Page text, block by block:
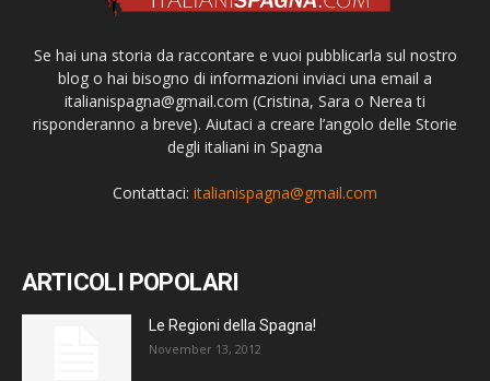
Se hai una storia da raccontare e vuoi pubblicarla sul nostro
blog o hai bisogno di informazioni inviaci una email a
italianispagna@gmail.com (Cristina, Sara o Nerea ti
risponderanno a breve). Aiutaci a creare l’angolo delle Storie
degli italiani in Spagna
Contattaci: italianispagna@gmail.com
ARTICOLI POPOLARI
Le Regioni della Spagna!
November 13, 2012